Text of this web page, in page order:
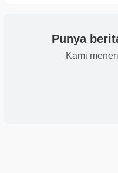
Punya
Kami